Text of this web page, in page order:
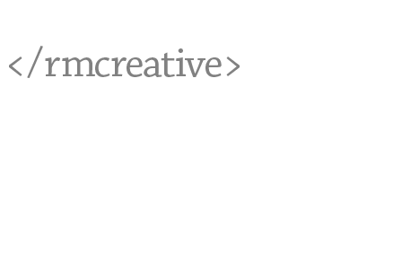
<rmcreative/>